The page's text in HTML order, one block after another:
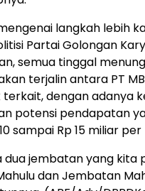
langkah lebih
Partai Golongan
semua tinggal
terjalin antara PT
dengan adanya
potensi pendapatan
sampai Rp 15 miliar per
dua jembatan yang kita
dan Jembatan